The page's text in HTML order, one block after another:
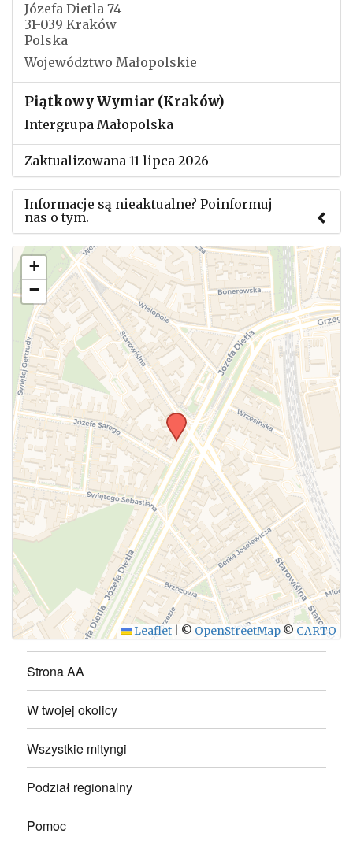
Józefa Dietla 74
31-039 Kraków
Polska
Województwo Małopolskie
Piątkowy Wymiar (Kraków)
Intergrupa Małopolska
Zaktualizowana 11 lipca 2026
Informacje są nieaktualne? Poinformuj
nas o tym.
Użyj tego formularza aby przesłać informację o
zmianach w powyższym mityngu.
WYŚLIJ
+
−
Leaflet © OpenStreetMap © CARTO
Strona AA
W twojej okolicy
Wszystkie mityngi
Podział regionalny
Pomoc